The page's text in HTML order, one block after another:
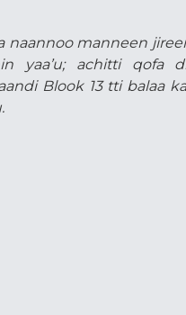
naannoo manneen
yaa’u; achitti qofa
Blook 13 tti balaa